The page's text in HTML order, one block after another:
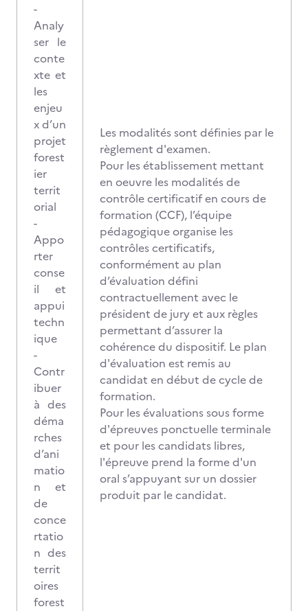
-
Analy
ser le
conte
xte et
les
enjeu
x d’un
projet
forest
ier
territ
orial
-
Appo
rter
conse
il et
appui
techn
ique
-
Contr
ibuer
à des
déma
rches
d’ani
matio
n et
de
conce
rtatio
n des
territ
oires
forest
Les modalités sont définies par le
règlement d'examen.
Pour les établissement mettant
en oeuvre les modalités de
contrôle certificatif en cours de
formation (CCF), l’équipe
pédagogique organise les
contrôles certificatifs,
conformément au plan
d’évaluation défini
contractuellement avec le
président de jury et aux règles
permettant d’assurer la
cohérence du dispositif. Le plan
d'évaluation est remis au
candidat en début de cycle de
formation.
Pour les évaluations sous forme
d'épreuves ponctuelle terminale
et pour les candidats libres,
l'épreuve prend la forme d'un
oral s’appuyant sur un dossier
produit par le candidat.